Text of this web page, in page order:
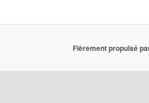
Fièrement propulsé